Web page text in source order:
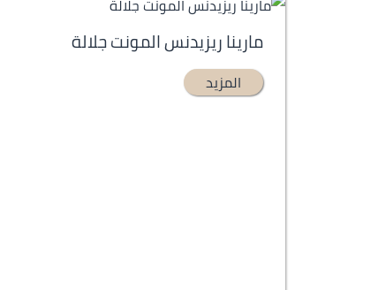
مارينا ريزيدنس المونت جلالة
المزيد